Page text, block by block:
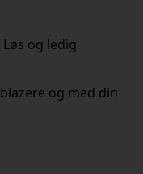
og ledig
og med din